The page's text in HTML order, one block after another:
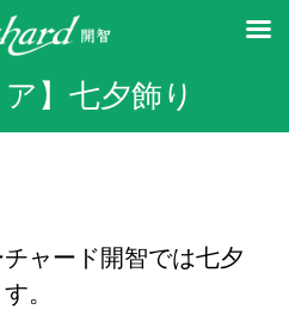
ア】七夕飾り
ャード開智では七夕
。